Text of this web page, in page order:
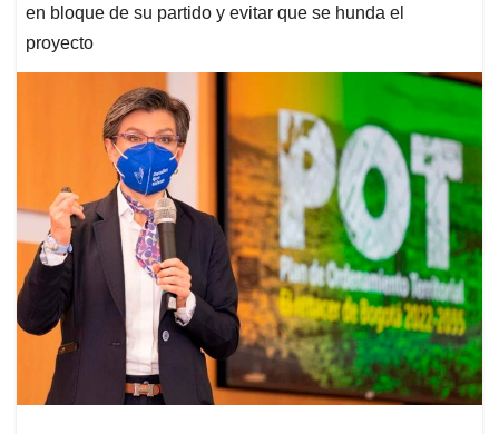
en bloque de su partido y evitar que se hunda el
proyecto